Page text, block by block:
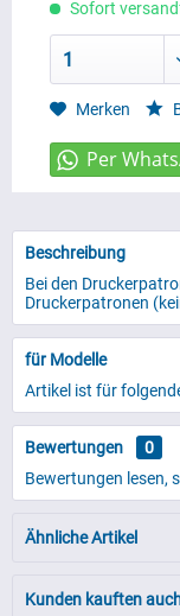
Sofort
1
Merken
Beschreibung
Bei den
Druckerpatronen
für Modelle
Artikel ist für
Bewertungen
0
Bewertungen lesen,
Ähnliche Artikel
Kunden kauften